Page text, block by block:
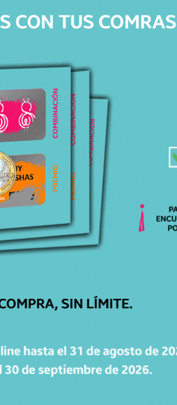
Av. de Barberà, 306
Lunes a sábado
(11:00-14:00h/17:00-21:00h)
Síguenos en: